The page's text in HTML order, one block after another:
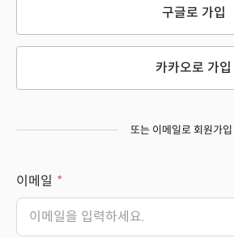
구글로 가입
카카오로 가입
또는 이메일로 회원가입
이메일